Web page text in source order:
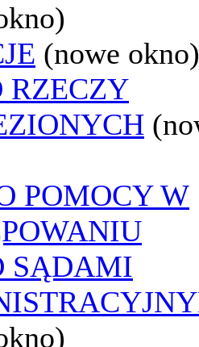
(nowe okno)
RZECZY
POMOCY W
SĄDAMI